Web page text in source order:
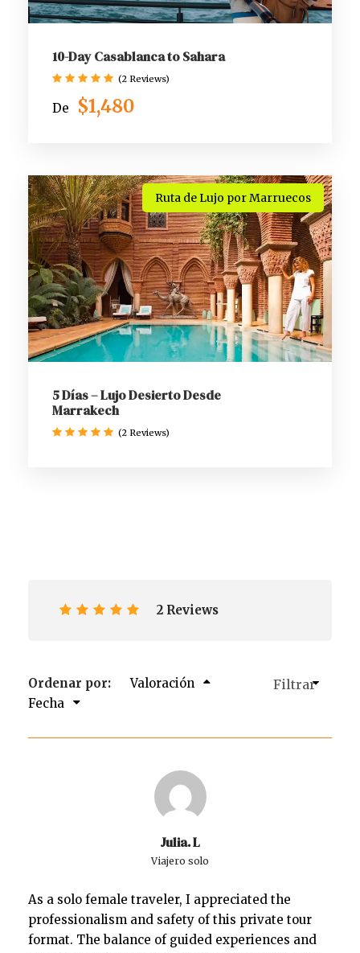
10-Day Casablanca to Sahara
De $1,480
(2 Reviews)
Ruta de Lujo por Marruecos
5 Días – Lujo Desierto Desde
Marrakech
(2 Reviews)
2 Reviews
Ordenar por:
Valoración
Fecha
Julia. L
Viajero solo
As a solo female traveler, I appreciated the
professionalism and safety of this private tour
format. The balance of guided experiences and